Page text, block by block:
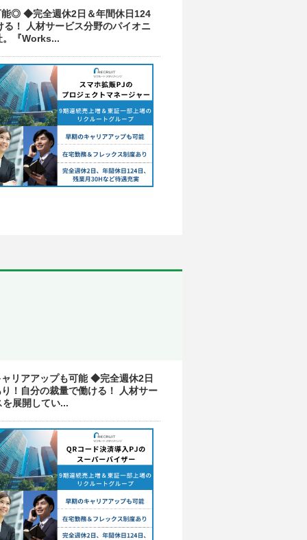
能◎ ◆完全週休2日＆年間休日124
！ 人材サービス分野のパイオニ
。『Works...
リアアップも可能 ◆完全週休2日
！自分の裁量で働ける！ 人材サー
展開してい...